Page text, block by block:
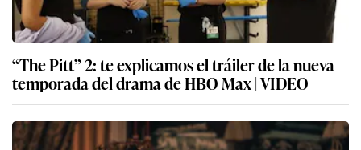
“The Pitt” 2: te explicamos el tráiler de la nueva
temporada del drama de HBO Max | VIDEO